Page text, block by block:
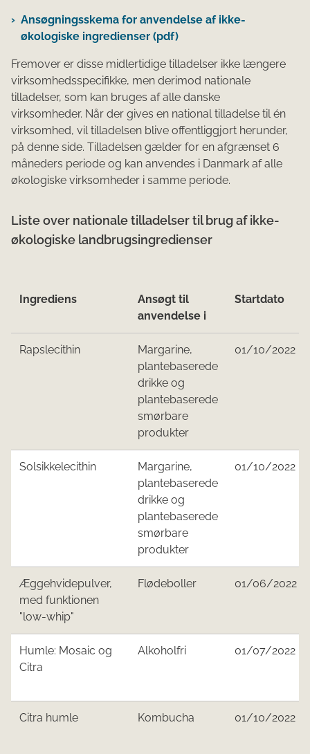
Ansøgningsskema for anvendelse af ikke-
økologiske ingredienser (pdf)
Fremover er disse midlertidige tilladelser ikke længere
virksomhedsspecifikke, men derimod nationale
tilladelser, som kan bruges af alle danske
virksomheder. Når der gives en national tilladelse til én
virksomhed, vil tilladelsen blive offentliggjort herunder,
på denne side. Tilladelsen gælder for en afgrænset 6
måneders periode og kan anvendes i Danmark af alle
økologiske virksomheder i samme periode.
Liste over nationale tilladelser til brug af ikke-
økologiske landbrugsingredienser ​
Ingrediens
Ansøgt til
anvendelse i
Startdato
Rapslecithin
Margarine,
plantebaserede
drikke og
plantebaserede
smørbare
produkter
01/10/2022
Solsikkelecithin
Margarine,
plantebaserede
drikke og
plantebaserede
smørbare
produkter
01/10/2022
Æggehvidepulver,
med funktionen
"low-whip"
Flødeboller 01/06/2022
Humle: Mosaic og
Citra
Alkoholfri 01/07/2022
Citra humle Kombucha 01/10/2022